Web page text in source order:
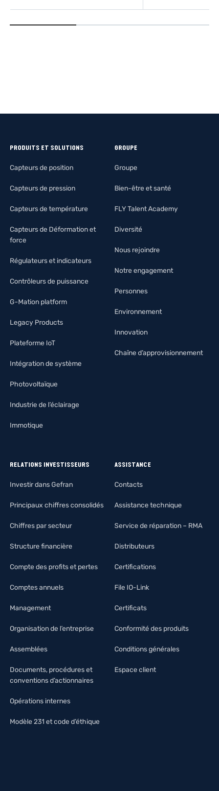
PRODUITS ET SOLUTIONS
Capteurs de position
Capteurs de pression
Capteurs de température
Capteurs de Déformation et
force
Régulateurs et indicateurs
Contrôleurs de puissance
G-Mation platform
Legacy Products
Plateforme IoT
Intégration de système
Photovoltaïque
Industrie de l’éclairage
Immotique
GROUPE
Groupe
Bien-être et santé
FLY Talent Academy
Diversité
Nous rejoindre
Notre engagement
Personnes
Environnement
Innovation
Chaîne d’approvisionnement
RELATIONS INVESTISSEURS
Investir dans Gefran
Principaux chiffres consolidés
Chiffres par secteur
Structure financière
Compte des profits et pertes
Comptes annuels
Management
Organisation de l’entreprise
Assemblées
Documents, procédures et
conventions d’actionnaires
Opérations internes
Modèle 231 et code d’éthique
ASSISTANCE
Contacts
Assistance technique
Service de réparation – RMA
Distributeurs
Certifications
File IO-Link
Certificats
Conformité des produits
Conditions générales
Espace client